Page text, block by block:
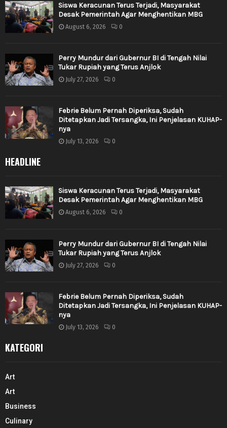
Siswa Keracunan Terus Terjadi, Masyarakat
Desak Pemerintah Agar Menghentikan MBG
August 6, 2026 0
Perry Mundur dari Gubernur BI di Tengah Nilai
Tukar Rupiah yang Terus Anjlok
July 27, 2026 0
Febrie Belum Pernah Diperiksa, Sudah
Ditetapkan Jadi Tersangka, Ini Penjelasan KUHAP-
nya
July 13, 2026 0
HEADLINE
Siswa Keracunan Terus Terjadi, Masyarakat
Desak Pemerintah Agar Menghentikan MBG
August 6, 2026 0
Perry Mundur dari Gubernur BI di Tengah Nilai
Tukar Rupiah yang Terus Anjlok
July 27, 2026 0
Febrie Belum Pernah Diperiksa, Sudah
Ditetapkan Jadi Tersangka, Ini Penjelasan KUHAP-
nya
July 13, 2026 0
KATEGORI
Art
Art
Business
Culinary